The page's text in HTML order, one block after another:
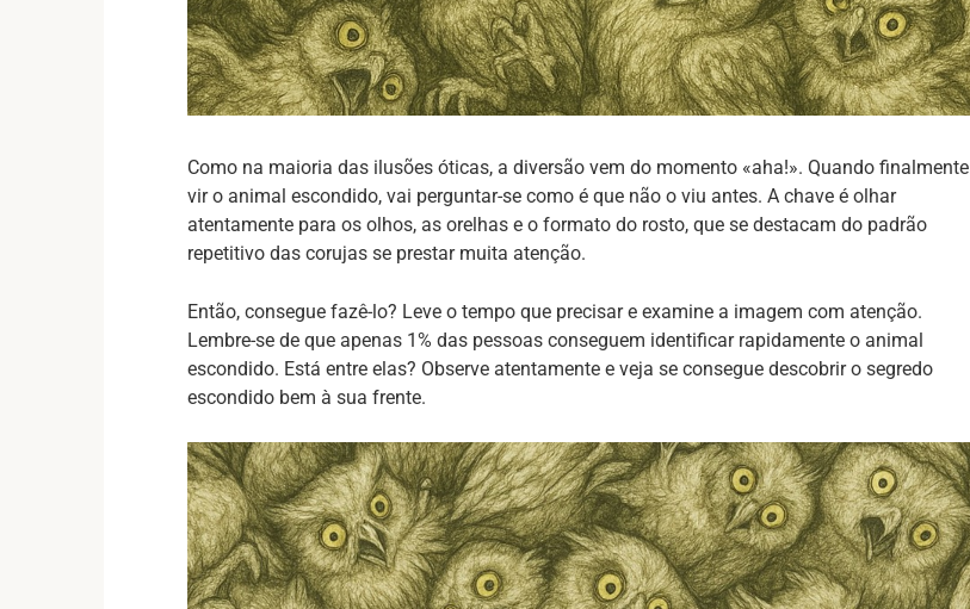
Como na maioria das ilusões óticas, a diversão vem do momento «aha!». Quando finalmente
vir o animal escondido, vai perguntar-se como é que não o viu antes. A chave é olhar
atentamente para os olhos, as orelhas e o formato do rosto, que se destacam do padrão
repetitivo das corujas se prestar muita atenção.
Então, consegue fazê-lo? Leve o tempo que precisar e examine a imagem com atenção.
Lembre-se de que apenas 1% das pessoas conseguem identificar rapidamente o animal
escondido. Está entre elas? Observe atentamente e veja se consegue descobrir o segredo
escondido bem à sua frente.